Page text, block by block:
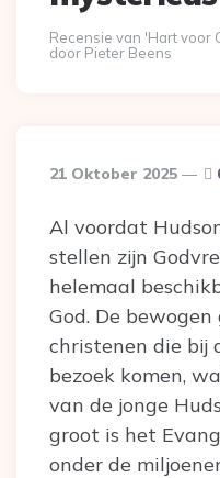
Recensie van 'Hart voor
door Pieter Beens
21 Oktober 2025
Al voordat
stellen zijn
helemaal
God. De
christenen die bij
bezoek komen,
van de jonge
groot is het
onder de